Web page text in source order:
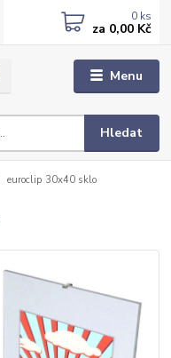
Menu
Hledat
0 ks
za 0,00 Kč
euroclip 30x40 sklo